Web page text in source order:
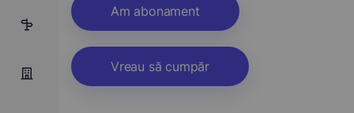
Am abonament
Vreau să cumpăr